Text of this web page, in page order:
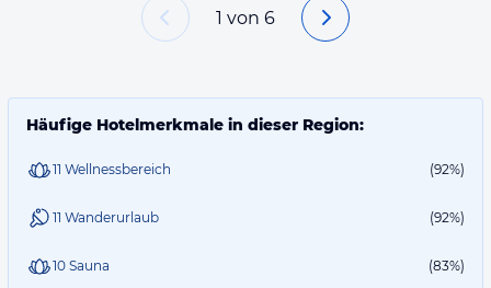
1 von 6
Häufige Hotelmerkmale in dieser Region:
11 Wellnessbereich (92%)
11 Wanderurlaub (92%)
10 Sauna (83%)